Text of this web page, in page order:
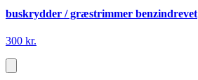
buskrydder / græstrimmer benzindrevet
300 kr.